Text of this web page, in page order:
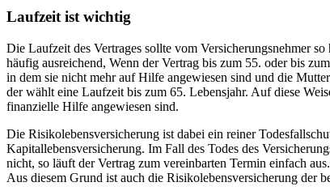
Laufzeit ist wichtig
Die Laufzeit des Vertrages sollte vom Versicherungsnehmer
häufig ausreichend, Wenn der Vertrag bis zum 55. oder bis
in dem sie nicht mehr auf Hilfe angewiesen sind und die
der wählt eine Laufzeit bis zum 65. Lebensjahr. Auf diese
finanzielle Hilfe angewiesen sind.
Die Risikolebensversicherung ist dabei ein reiner
Kapitallebensversicherung. Im Fall des Todes des
nicht, so läuft der Vertrag zum vereinbarten Termin einfach
Aus diesem Grund ist auch die Risikolebensversicherung der